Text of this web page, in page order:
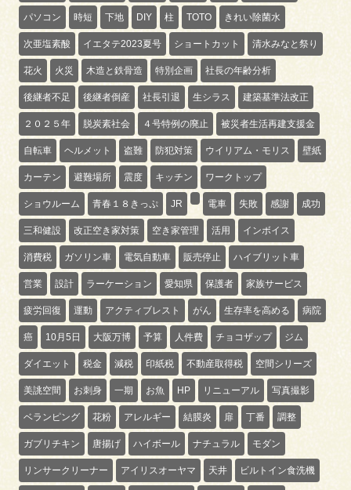
パソコン 時短 下地 DIY 柱 TOTO きれい除菌水
次亜塩素酸 イエタテ2023夏号 ショートカット 清水みなと祭り
花火 火災 木造と鉄骨造 特別企画 社長の年齢分析
後継者不足 後継者倒産 社長引退 生シラス 建築基準法改正
２０２５年 脱炭素社会 ４号特例の廃止 被災者生活再建支援金
自転車 ヘルメット 盗難 防犯対策 ウイリアム・モリス 壁紙
カーテン 避難場所 震度 キッチン ワークトップ
ショウルーム 青春１８きっぷ JR 電車 失敗 感謝 成功
三和健設 改正空き家対策 空き家管理 活用 インボイス
消費税 ガソリン車 電気自動車 販売停止 ハイブリット車
営業 設計 ラーケーション 愛知県 保護者 家族サービス
疲労回復 運動 アクティブレスト がん 生存率を高める 病院
癌 10月5日 大阪万博 予算 人件費 チョコザップ ジム
ダイエット 税金 減税 印紙税 不動産取得税 空間シリーズ
美誂空間 お刺身 一期 お魚 HP リニューアル 写真撮影
ベランピング 花粉 アレルギー 結膜炎 扉 丁番 調整
ガブリチキン 唐揚げ ハイボール ナチュラル モダン
リンサークリーナー アイリスオーヤマ 天井 ビルトイン食洗機